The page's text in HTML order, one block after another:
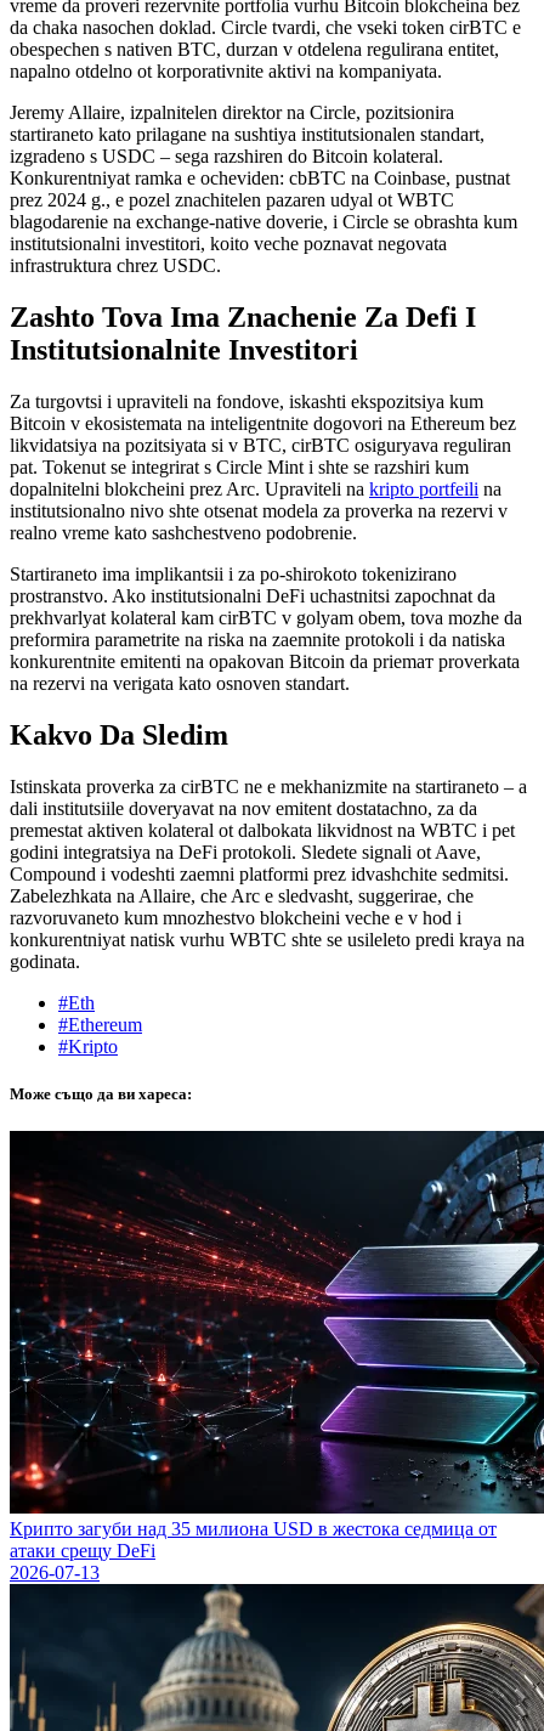
vreme da proveri rezervnite portfolia vurhu Bitcoin blokcheina bez
da chaka nasochen doklad. Circle tvardi, che vseki token cirBTC е
obespechеn s nativen BTC, durzan v otdelena regulirana entitet,
napalno otdelno ot korporativnite aktivi na kompaniyata.
Jeremy Allaire, izpalnitelеn direktor na Circle, pozitsionira
startiraneto kato prilagane na sushtiya institutsionalen standart,
izgradenо s USDC – sega razshiren do Bitcoin kolateral.
Konkurentniyat ramka е ocheviden: cbBTC na Coinbase, pustnat
prez 2024 g., е pozel znachitelen pazaren udyal ot WBTC
blagodarenie na exchange-native doverie, i Circle se obrashta kum
institutsionalni investitori, koito veche poznavat negovata
infrastruktura chrez USDC.
Zashto Tova Ima Znachenie Za Defi I
Institutsionalnite Investitori
Za turgovtsi i upraviteli na fondove, iskashti ekspozitsiya kum
Bitcoin v ekosistemata na inteligentnite dogovori na Ethereum bez
likvidatsiya na pozitsiyata si v BTC, cirBTC osiguryava reguliran
pat. Tokenut se integrirat s Circle Mint i shte se razshiri kum
dopalnitelni blokcheini prez Arc. Upraviteli na kripto portfeili na
institutsionalno nivo shte otsenat modela za proverka na rezervi v
realno vreme kato sashchestveno podobrenie.
Startiraneto ima implikantsii i za po-shirokoto tokenizirano
prostranstvo. Ako institutsionalni DeFi uchastnitsi zapochnat da
prekhvarlyat kolateral kam cirBTC v golyam obem, tova mozhe da
preformira parametrite na riska na zaemnite protokoli i da natiska
konkurentnite emitenti na opakovan Bitcoin da priemат proverkata
na rezervi na verigatа kato osnoven standart.
Kakvo Da Sledim
Istinskata proverka za cirBTC ne е mekhanizmite na startiraneto – а
dali institutsiile doveryavat na nov emitent dostatachno, za da
premestat aktiven kolateral ot dalbоkata likvidnost na WBTC i pet
godini integratsiya na DeFi protokoli. Sledete signali ot Aave,
Compound i vodeshti zaemni platformi prez idvashchite sedmitsi.
Zabelezhkata na Allaire, che Arc е sledvasht, suggerirae, che
razvoruvaneto kum mnozhestvo blokcheini veche е v hod i
konkurentniyat natisk vurhu WBTC shte se usileleto predi kraya na
godinata.
#Eth
#Ethereum
#Kripto
Може също да ви хареса:
Крипто загуби над 35 милиона USD в жестока седмица от
атаки срещу DeFi
2026-07-13